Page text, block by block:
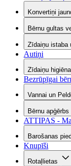
Konvertiņi
Bērnu gultas
Zīdaiņu istaba
Autiņi
Zīdaiņu higiēna
Bezrūpīgai
Vannai un
Bērnu apģērbs
ATTIPAS -
Barošanas
Knupīši
Rotaļlietas